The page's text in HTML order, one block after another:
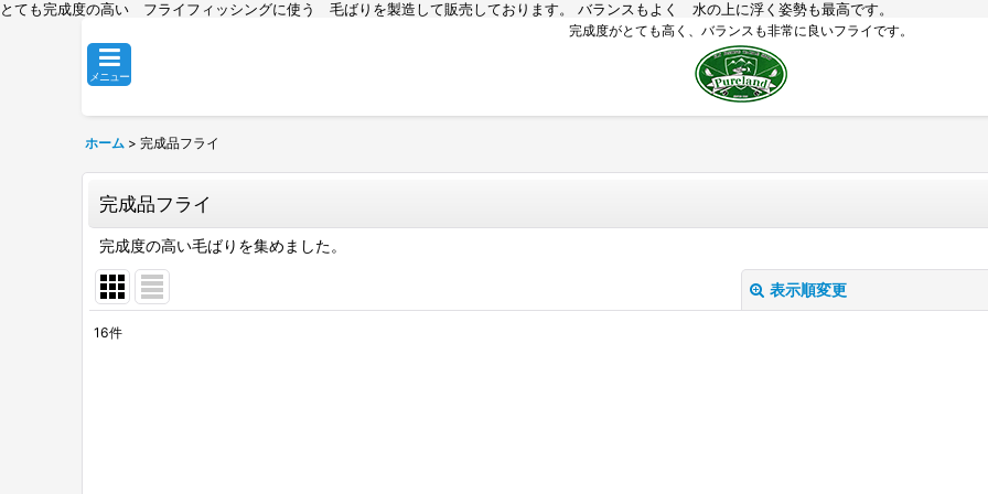
とても完成度の高い フライフィッシングに使う 毛ばりを製造して販売しております。 バランスもよく 水の上に浮く姿勢も最高です。
完成度がとても高く、バランスも非常に良いフライです。
メニュー
ホーム > 完成品フライ
完成品フライ
完成度の高い毛ばりを集めました。
表示順変更
16件